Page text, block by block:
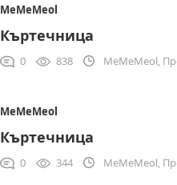
MeMeMeol
Къртечница
0 838 MeMeMeol,
MeMeMeol
Къртечница
0 344 MeMeMeol,